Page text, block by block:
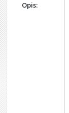
Opis: